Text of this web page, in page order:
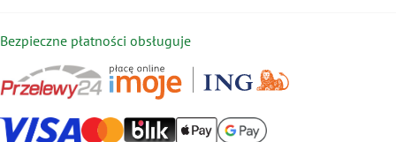
Bezpieczne płatności obsługuje